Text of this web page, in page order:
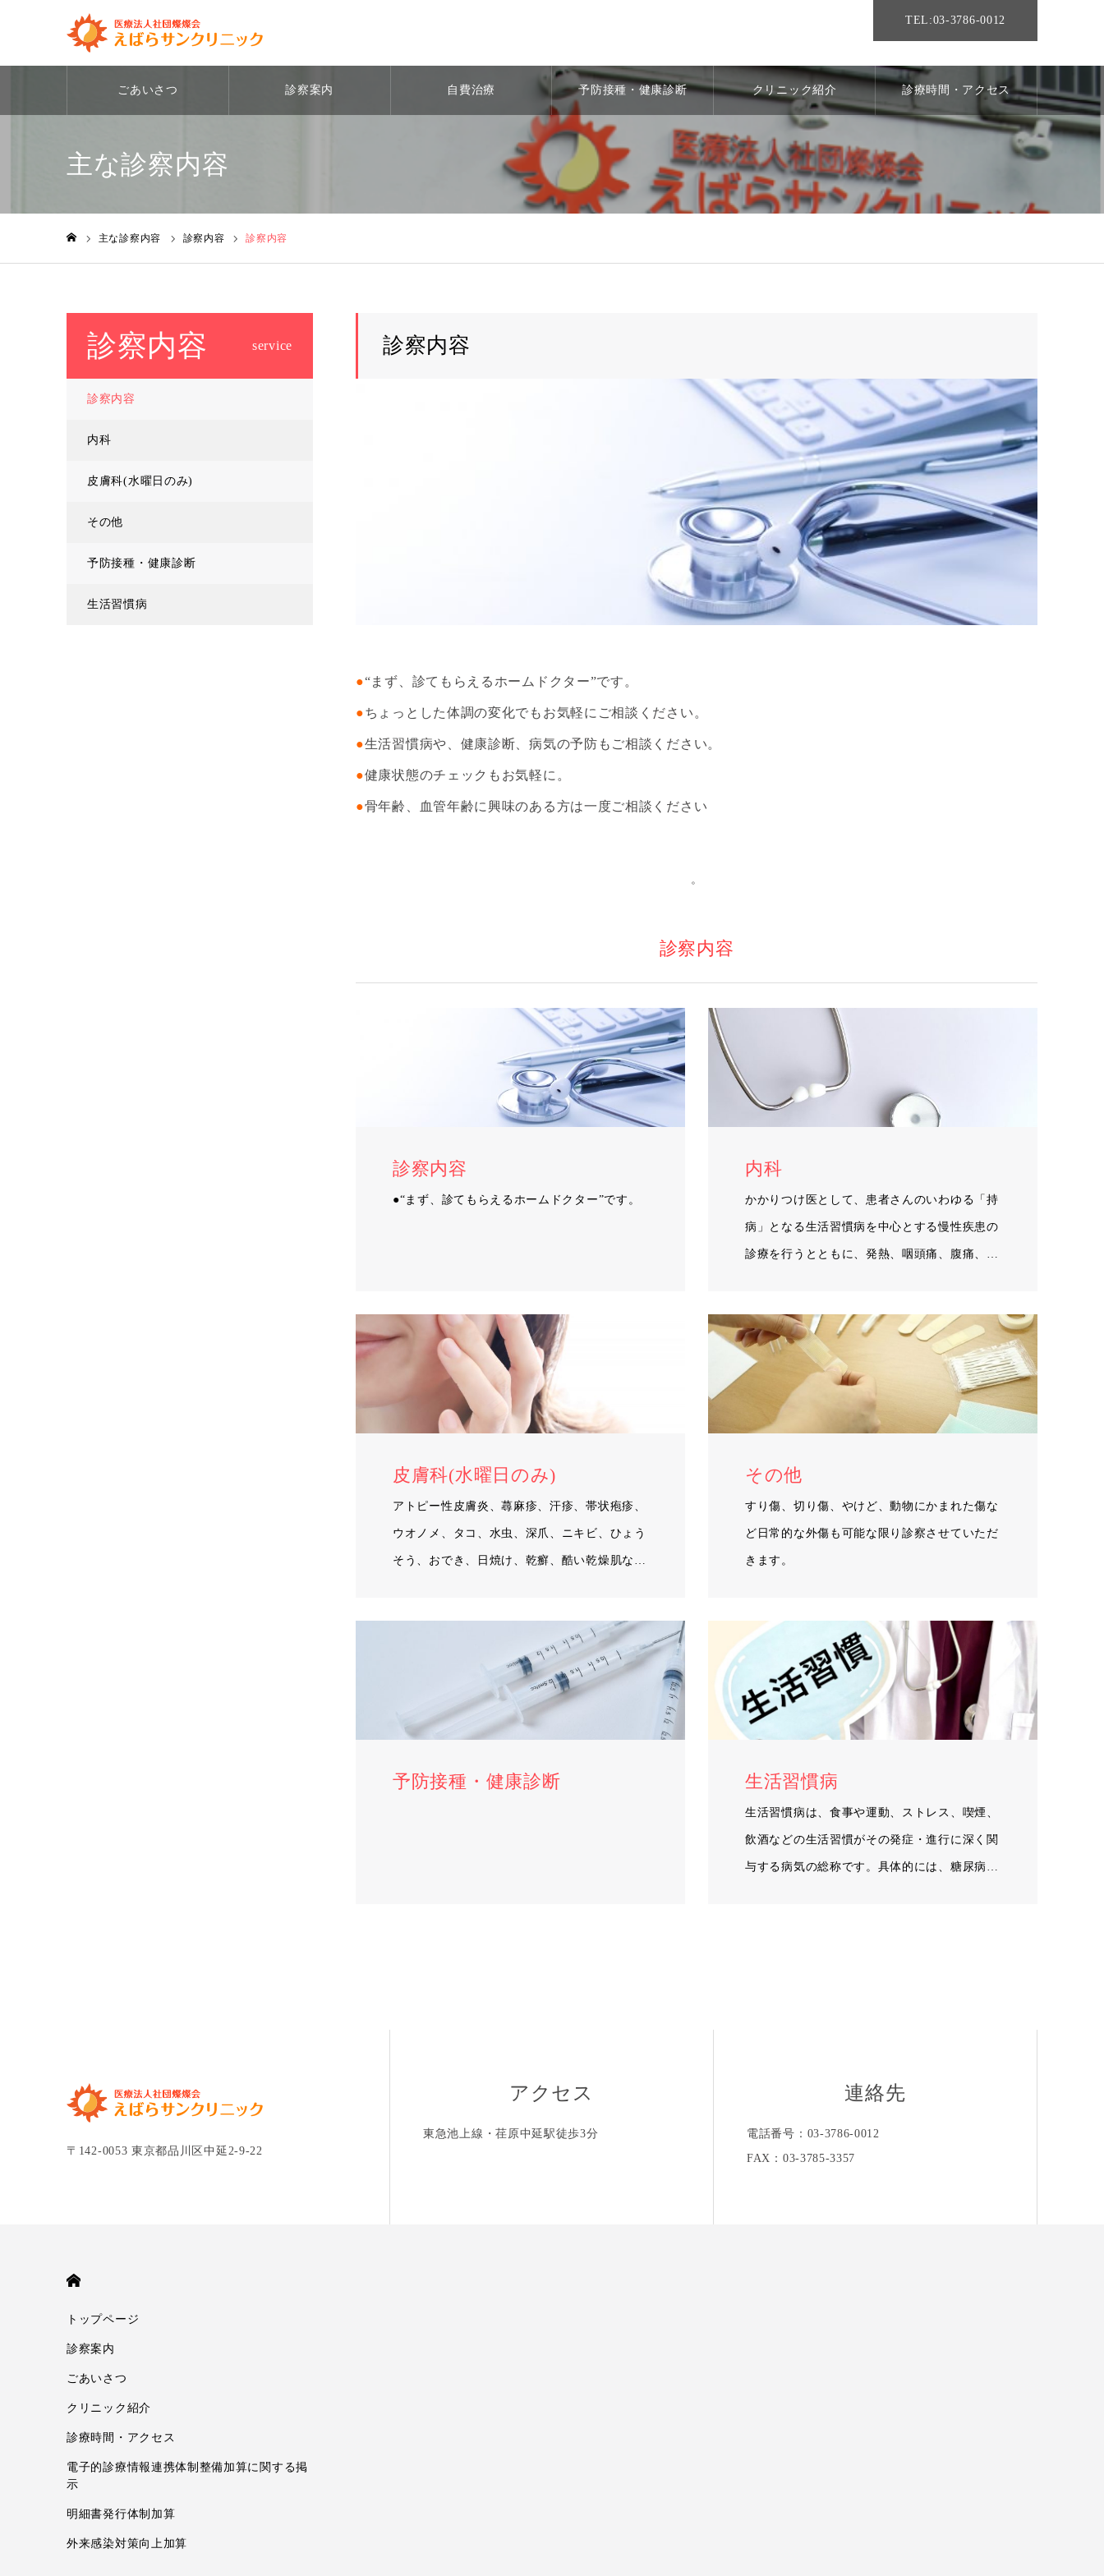
TEL:03-3786-0012
ごあいさつ 診察案内 自費治療 予防接種・健康診断 クリニック紹介 診療時間・アクセス
主な診察内容
主な診察内容 診察内容 診察内容
診察内容
●“まず、診てもらえるホームドクター”です。
●ちょっとした体調の変化でもお気軽にご相談ください。
●生活習慣病や、健康診断、病気の予防もご相談ください。
●健康状態のチェックもお気軽に。
●骨年齢、血管年齢に興味のある方は一度ご相談ください
。
診察内容
診察内容
●“まず、診てもらえるホームドクター”です。
内科
かかりつけ医として、患者さんのいわゆる「持
病」となる生活習慣病を中心とする慢性疾患の
診療を行うとともに、発熱、咽頭痛、腹痛、頭
皮膚科(水曜日のみ)
アトピー性皮膚炎、蕁麻疹、汗疹、帯状疱疹、
ウオノメ、タコ、水虫、深爪、ニキビ、ひょう
そう、おでき、日焼け、乾癬、酷い乾燥肌など
その他
すり傷、切り傷、やけど、動物にかまれた傷な
ど日常的な外傷も可能な限り診察させていただ
きます。
予防接種・健康診断 生活習慣病
生活習慣病は、食事や運動、ストレス、喫煙、
飲酒などの生活習慣がその発症・進行に深く関
与する病気の総称です。具体的には、糖尿病、
診察内容 service
診察内容
内科
皮膚科(水曜日のみ)
その他
予防接種・健康診断
生活習慣病
〒142-0053 東京都品川区中延2-9-22
アクセス
東急池上線・荏原中延駅徒歩3分
連絡先
電話番号：03-3786-0012
FAX：03-3785-3357
トップページ
診察案内
ごあいさつ
クリニック紹介
診療時間・アクセス
電子的診療情報連携体制整備加算に関する掲
示
明細書発行体制加算
外来感染対策向上加算